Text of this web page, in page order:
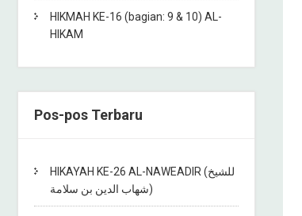
HIKMAH KE-16 (bagian: 9 & 10) AL-
HIKAM
Pos-pos Terbaru
HIKAYAH KE-26 AL-NAWEADIR (للشيخ
شهاب الدين بن سلامة)